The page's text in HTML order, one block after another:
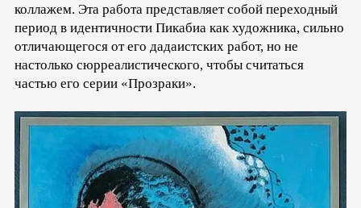
коллажем. Эта работа представляет собой переходный
период в идентичности Пикабиа как художника, сильно
отличающегося от его дадаистских работ, но не
настолько сюрреалистического, чтобы считаться
частью его серии «Прозраки».